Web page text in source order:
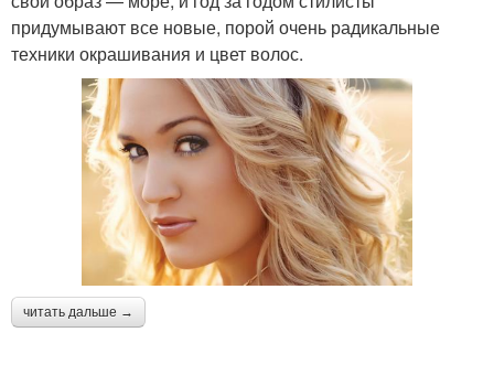
придумывают все новые, порой очень радикальные
техники окрашивания и цвет волос.
читать дальше →